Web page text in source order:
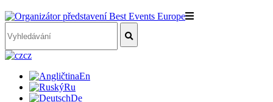
cz
En
Ru
De